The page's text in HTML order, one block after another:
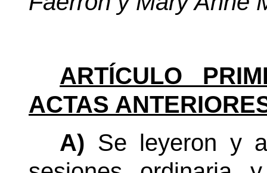
ARTÍCULO
ACTAS
A) Se leyeron y